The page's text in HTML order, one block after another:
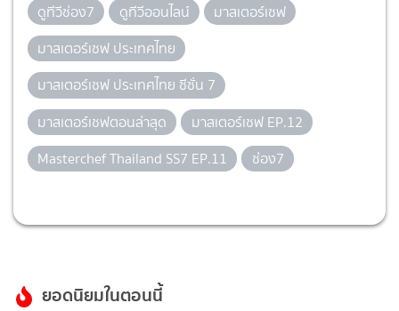
ดูทีวีช่อง7
ดูทีวีออนไลน์
มาสเตอร์เชฟ
มาสเตอร์เชฟ ประเทศไทย
มาสเตอร์เชฟ ประเทศไทย ซีซั่น 7
มาสเตอร์เชฟตอนล่าสุด
มาสเตอร์เชฟ EP.12
Masterchef Thailand SS7 EP.11
ช่อง7
ยอดนิยมในตอนนี้